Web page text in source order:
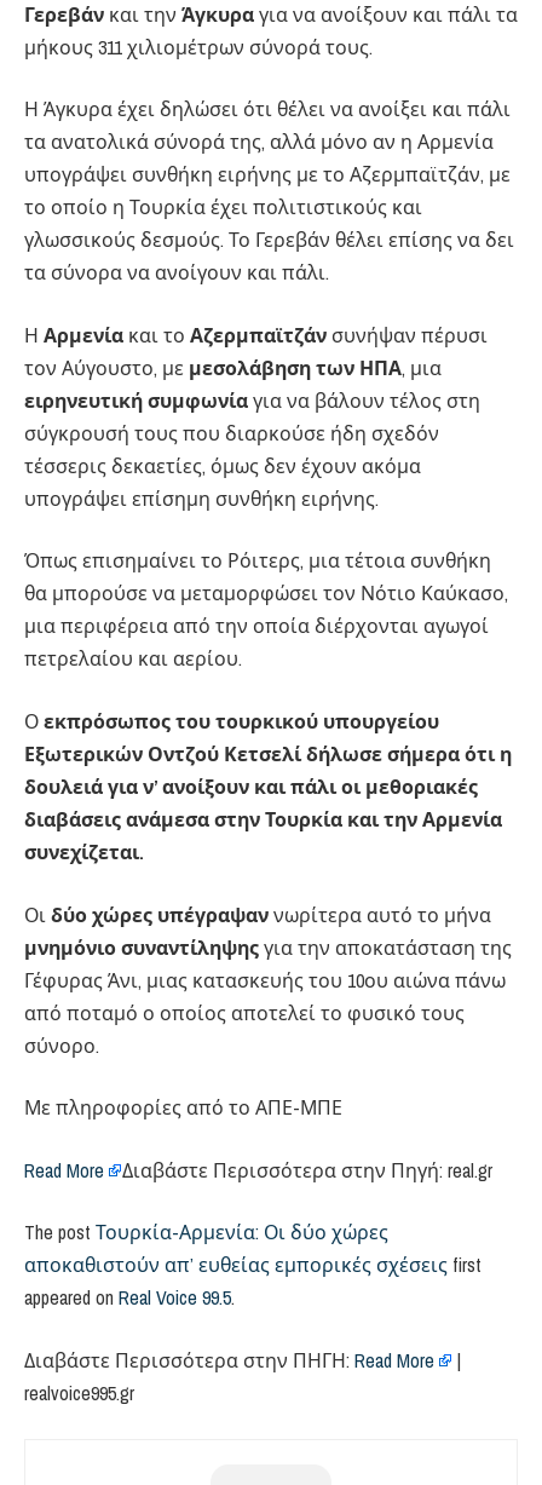
Γερεβάν και την Άγκυραγια να ανοίξουν και πάλι τα
μήκους 311 χιλιομέτρων σύνορά τους.
Η Άγκυρα έχει δηλώσει ότι θέλει να ανοίξει και πάλι
τα ανατολικά σύνορά της, αλλά μόνο αν η Αρμενία
υπογράψει συνθήκη ειρήνης με το Αζερμπαϊτζάν, με
το οποίο η Τουρκία έχει πολιτιστικούς και
γλωσσικούς δεσμούς. Το Γερεβάν θέλει επίσης να δει
τα σύνορα να ανοίγουν και πάλι.
Η Αρμενία και το Αζερμπαϊτζάν συνήψαν πέρυσι
τον Αύγουστο, με μεσολάβηση των ΗΠΑ, μια
ειρηνευτική συμφωνίαγια να βάλουν τέλος στη
σύγκρουσή τους που διαρκούσε ήδη σχεδόν
τέσσερις δεκαετίες, όμως δεν έχουν ακόμα
υπογράψει επίσημη συνθήκη ειρήνης.
Όπως επισημαίνει το Ρόιτερς, μια τέτοια συνθήκη
θα μπορούσε να μεταμορφώσει τον Νότιο Καύκασο,
μια περιφέρεια από την οποία διέρχονται αγωγοί
πετρελαίου και αερίου.
Οεκπρόσωπος του τουρκικού υπουργείου
Εξωτερικών Οντζού Κετσελί δήλωσε σήμερα ότι η
δουλειά για ν’ ανοίξουν και πάλι οι μεθοριακές
διαβάσεις ανάμεσα στην Τουρκία και την Αρμενία
συνεχίζεται.
Οιδύο χώρες υπέγραψαννωρίτερα αυτό το μήνα
μνημόνιο συναντίληψηςγια την αποκατάσταση της
Γέφυρας Άνι, μιας κατασκευής του 10ου αιώνα πάνω
από ποταμό ο οποίος αποτελεί το φυσικό τους
σύνορο.
Με πληροφορίες από το ΑΠΕ-ΜΠΕ
Read More Διαβάστε Περισσότερα στην Πηγή: real.gr
The post Τουρκία-Αρμενία: Οι δύο χώρες
αποκαθιστούν απ’ ευθείας εμπορικές σχέσεις first
appeared on Real Voice 99.5.
Διαβάστε Περισσότερα στην ΠΗΓΗ: Read More
|
realvoice995.gr